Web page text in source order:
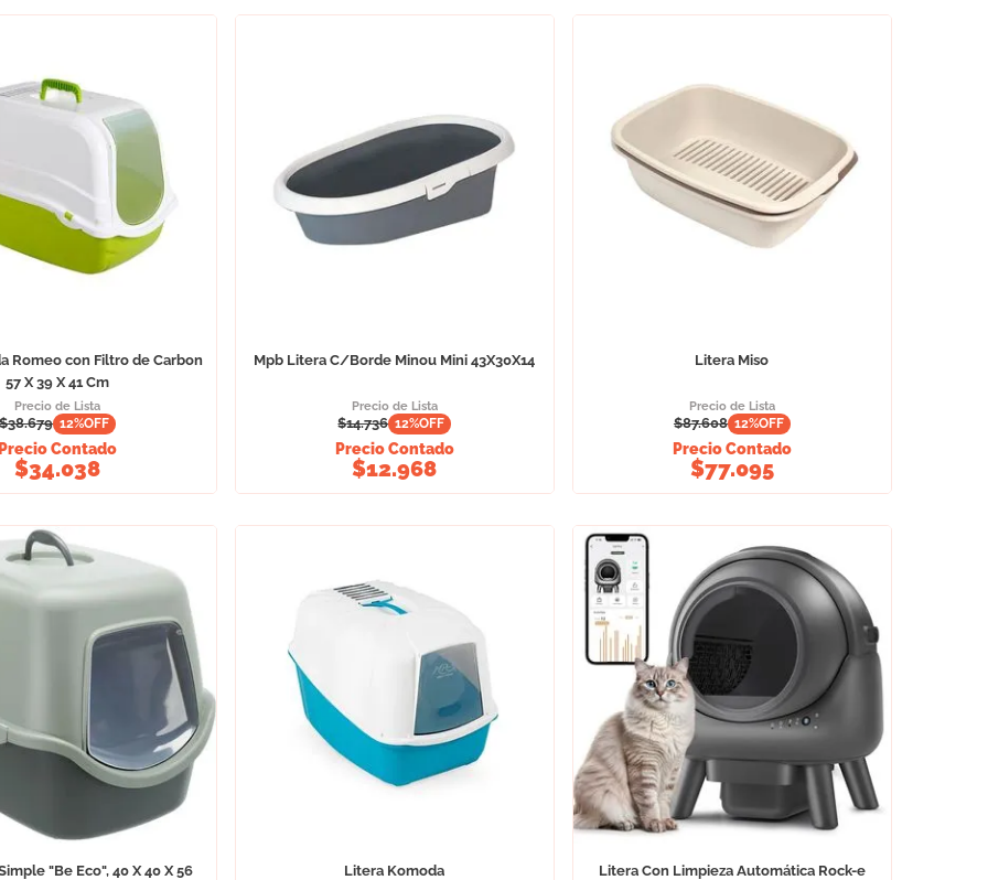
Romeo con Filtro de Carbon
57 X 39 X 41 Cm
Precio de Lista
38.679 12%OFF
Contado
$34.038
Mpb Litera C/Borde Minou Mini 43X30X14
Precio de Lista
$14.736 12%OFF
Precio Contado
$12.968
Litera Miso
Precio de Lista
$87.608 12%OFF
Precio Contado
$77.095
"Be Eco", 40 X 40 X 56
Litera Komoda
Litera Con Limpieza Automática Rock-e